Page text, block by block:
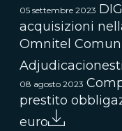
05 settembre 2023
acquisizioni
Omnitel
08 agosto 2023
prestito
euro